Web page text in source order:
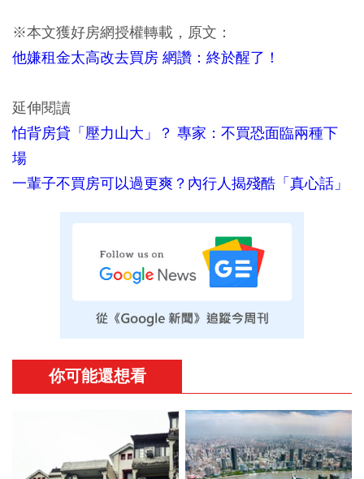
※本文獲好房網授權轉載，原文：
他嫌租金太高改去買房 網讚：終於醒了！
延伸閱讀
怕背房貸「壓力山大」？ 專家：不買恐面臨兩種下
場
一輩子不買房可以過更爽？內行人揭殘酷「真心話」